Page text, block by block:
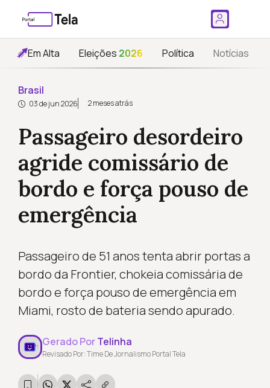
Em Alta Eleições 2026 Política Notícias
Brasil
03 de jun 2026 2 meses atrás
Passageiro desordeiro
agride comissário de
bordo e força pouso de
emergência
Passageiro de 51 anos tenta abrir portas a
bordo da Frontier, chokeia comissária de
bordo e força pouso de emergência em
Miami, rosto de bateria sendo apurado.
Gerado PorTelinha
Revisado Por: Time De Jornalismo Portal Tela